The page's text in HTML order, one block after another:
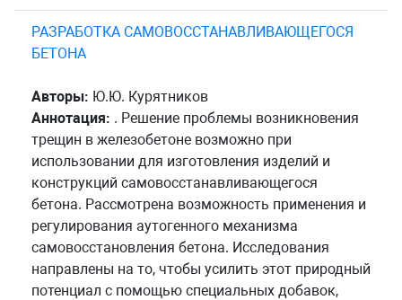
РАЗРАБОТКА САМОВОССТАНАВЛИВАЮЩЕГОСЯ
БЕТОНА
Авторы: Ю.Ю. Курятников
Аннотация: . Решение проблемы возникновения
трещин в железобетоне возможно при
использовании для изготовления изделий и
конструкций самовосстанавливающегося
бетона. Рассмотрена возможность применения и
регулирования аутогенного механизма
самовосстановления бетона. Исследования
направлены на то, чтобы усилить этот природный
потенциал с помощью специальных добавок,